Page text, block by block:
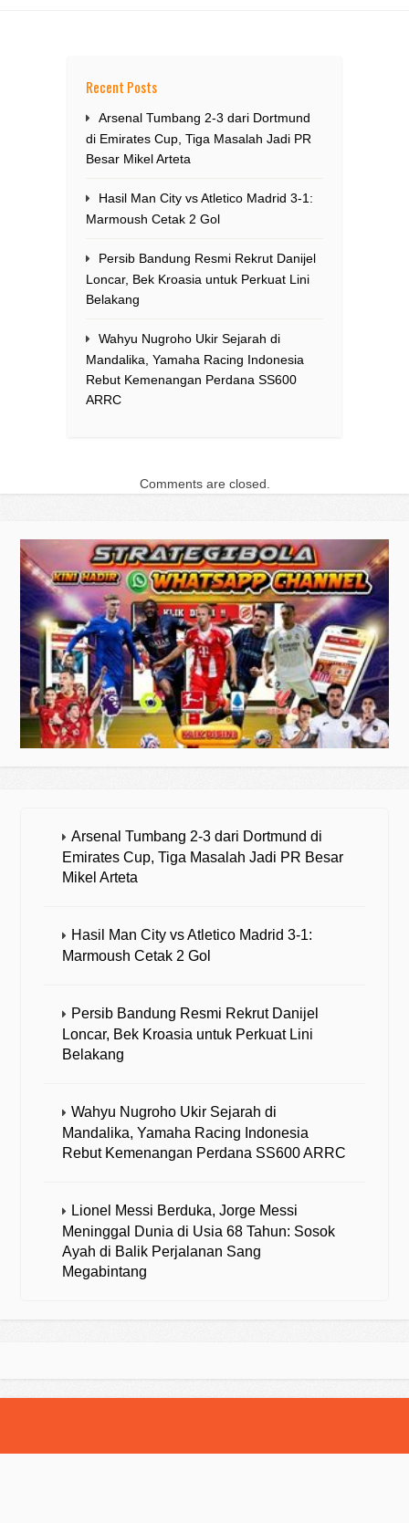
Recent Posts
Arsenal Tumbang 2-3 dari Dortmund
di Emirates Cup, Tiga Masalah Jadi PR
Besar Mikel Arteta
Hasil Man City vs Atletico Madrid 3-1:
Marmoush Cetak 2 Gol
Persib Bandung Resmi Rekrut Danijel
Loncar, Bek Kroasia untuk Perkuat Lini
Belakang
Wahyu Nugroho Ukir Sejarah di
Mandalika, Yamaha Racing Indonesia
Rebut Kemenangan Perdana SS600
ARRC
Comments are closed.
Arsenal Tumbang 2-3 dari Dortmund di
Emirates Cup, Tiga Masalah Jadi PR Besar
Mikel Arteta
Hasil Man City vs Atletico Madrid 3-1:
Marmoush Cetak 2 Gol
Persib Bandung Resmi Rekrut Danijel
Loncar, Bek Kroasia untuk Perkuat Lini
Belakang
Wahyu Nugroho Ukir Sejarah di
Mandalika, Yamaha Racing Indonesia
Rebut Kemenangan Perdana SS600 ARRC
Lionel Messi Berduka, Jorge Messi
Meninggal Dunia di Usia 68 Tahun: Sosok
Ayah di Balik Perjalanan Sang
Megabintang